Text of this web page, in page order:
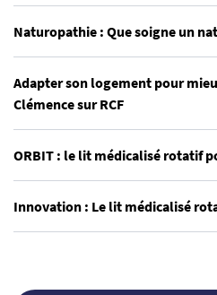
Naturopathie : Que soigne un
Adapter son logement pour
Clémence sur RCF
ORBIT : le lit médicalisé rotatif
Innovation : Le lit médicalisé